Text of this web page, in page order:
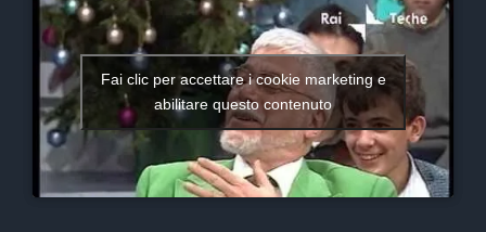
Fai clic per accettare i cookie marketing e
abilitare questo contenuto